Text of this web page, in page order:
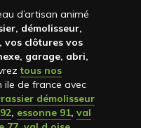
d’artisan animé
démolisseur,
clôtures vos
garage, abri,
tous nos
ile de france avec
démolisseur
, essonne 91, val